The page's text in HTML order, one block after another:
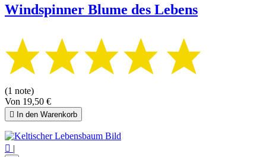
Windspinner Blume des Lebens
(1 note)
Von 19,50 €
 In den Warenkorb
 |